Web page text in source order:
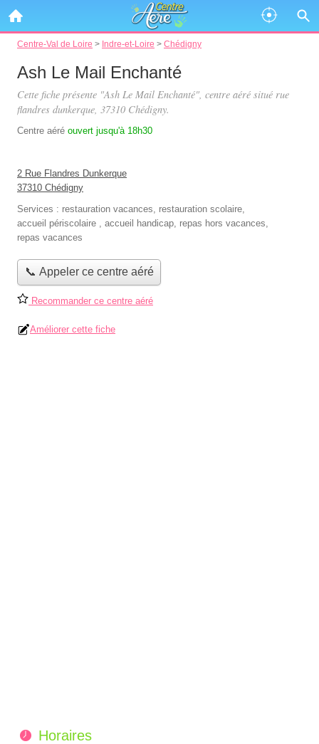
Centre-Val de Loire > Indre-et-Loire > Chédigny
Ash Le Mail Enchanté
Cette fiche présente "Ash Le Mail Enchanté", centre aéré situé rue
flandres dunkerque, 37310 Chédigny.
Centre aéré ouvert jusqu'à 18h30
2 Rue Flandres Dunkerque
37310 Chédigny
Services : restauration vacances, restauration scolaire,
accueil périscolaire , accueil handicap, repas hors vacances,
repas vacances
📞 Appeler ce centre aéré
Recommander ce centre aéré
Améliorer cette fiche
Horaires